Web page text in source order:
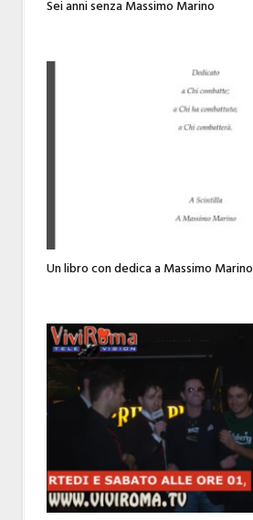
Sei anni senza Massimo Marino
Un libro con dedica a Massimo Marino